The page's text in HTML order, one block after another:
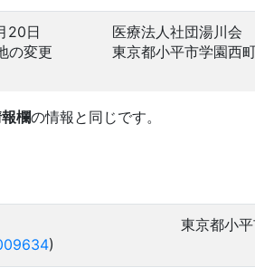
20日
の変更
医療法人社団湯川会
東京都小平市学園西
欄の情報と同じです。
)
東京都小